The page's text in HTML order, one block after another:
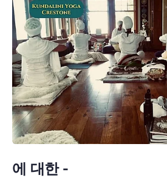
에 대한 -